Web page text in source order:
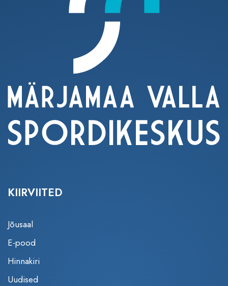
KIIRVIITED
Jõusaal
E-pood
Hinnakiri
Uudised